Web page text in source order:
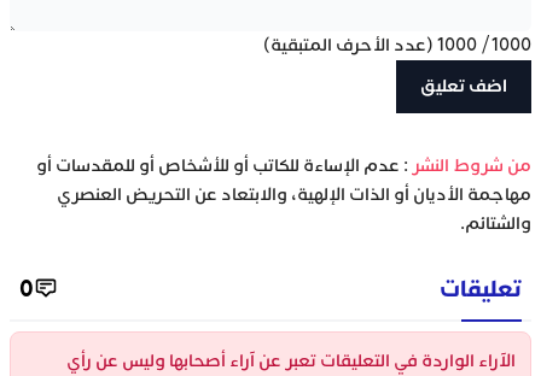
1000
/
1000 (عدد الأحرف المتبقية)
‫من شروط النشر : عدم الإساءة للكاتب أو للأشخاص أو للمقدسات أو
مهاجمة الأديان أو الذات الإلهية، والابتعاد عن التحريض العنصري
والشتائم.
تعليقات 0
الآراء الواردة في التعليقات تعبر عن آراء أصحابها وليس عن رأي